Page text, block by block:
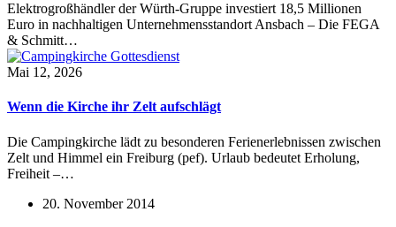
Elektrogroßhändler der Würth-Gruppe investiert 18,5 Millionen
Euro in nachhaltigen Unternehmensstandort Ansbach – Die FEGA
& Schmitt…
Mai 12, 2026
Wenn die Kirche ihr Zelt aufschlägt
Die Campingkirche lädt zu besonderen Ferienerlebnissen zwischen
Zelt und Himmel ein Freiburg (pef). Urlaub bedeutet Erholung,
Freiheit –…
20. November 2014